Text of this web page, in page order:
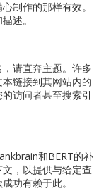
制作的那样有效。
述。
请直奔主题。许多
链接到其网站内的
访问者甚至搜索引
和BERT的补
，以提供与给定查
功有赖于此。